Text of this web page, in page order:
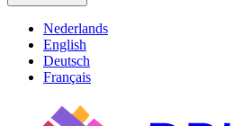
Nederlands
English
Deutsch
Français